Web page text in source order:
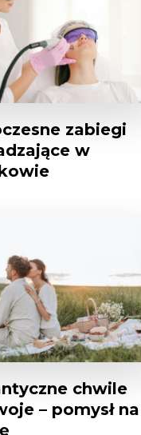
zabiegi
w
chwile
– pomysł na